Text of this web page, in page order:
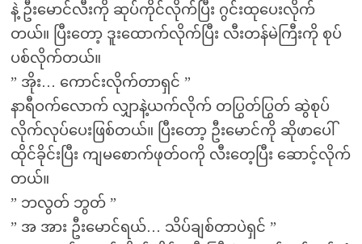
နဲ့ ဦးမောင်လီးကို ဆုပ်ကိုင်လိုက်ပြီး ဂွင်းထုပေးလိုက်
တယ်။ ပြီးတော့ ဒူးထောက်လိုက်ပြီး လီးတန်မဲကြီးကို စုပ်
ပစ်လိုက်တယ်။
” အိုး… ကောင်းလိုက်တာရှင် ”
နာရီဝက်လောက် လျှာနဲ့ယက်လိုက် တပြွတ်ပြွတ် ဆွဲစုပ်
လိုက်လုပ်ပေးဖြစ်တယ်။ ပြီးတော့ ဦးမောင်ကို ဆိုဖာပေါ်
ထိုင်ခိုင်းပြီး ကျမစောက်ဖုတ်ဝကို လီးတေ့ပြီး ဆောင့်လိုက်
တယ်။
” ဘလွတ် ဘွတ် ”
” အ အား ဦးမောင်ရယ်… သိပ်ချစ်တာပဲရှင် ”